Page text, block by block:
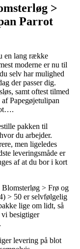
>
Parrot
en lang række
moderne er nu til
selv har mulighed
der passer dig.
samt oftest tilmed
Papegøjetulipan
pakken til
du arbejder.
men ligeledes
leveringsmåde er
af at du bor i kort
> Frø og
> 50 er selvfølgelig
lige om lidt, så
besigtiger
levering på blot